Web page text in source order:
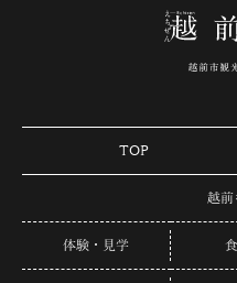
TOP
越前
体験・見学